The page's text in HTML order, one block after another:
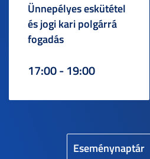
Eseménynaptár
Ünnepélyes eskütétel
és jogi kari polgárrá
fogadás
17:00 - 19:00